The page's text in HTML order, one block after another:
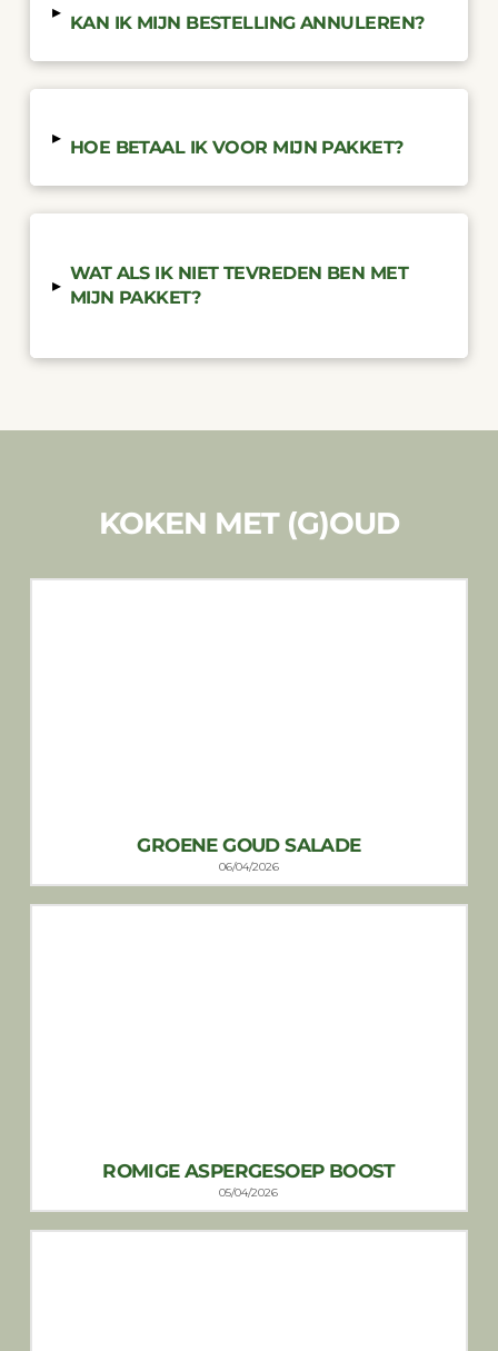
▸ KAN IK MIJN BESTELLING ANNULEREN?
▸ HOE BETAAL IK VOOR MIJN PAKKET?
▸
WAT ALS IK NIET TEVREDEN BEN MET
MIJN PAKKET?
KOKEN MET (G)OUD
GROENE GOUD SALADE
06/04/2026
ROMIGE ASPERGESOEP BOOST
05/04/2026